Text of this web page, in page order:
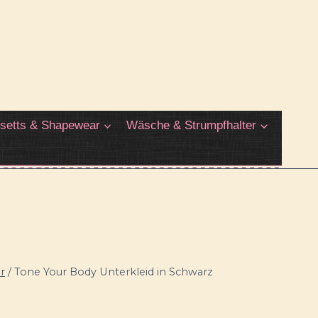
& Shapewear Wäsche & Strumpfhalter
/ Tone Your Body Unterkleid in Schwarz